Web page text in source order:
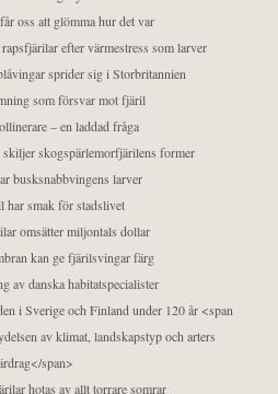
oss att glömma hur det var
efter värmestress som larver
sprider sig i Storbritannien
som försvar mot fjäril
– en laddad fråga
skogspärlemorfjärilens former
busksnabbvingens larver
har smak för stadslivet
omsätter miljontals dollar
kan ge fjärilsvingar färg
av danska habitatspecialister
i Sverige och Finland under 120 år <span
av klimat, landskapstyp och arters
span>
hotas av allt torrare somrar